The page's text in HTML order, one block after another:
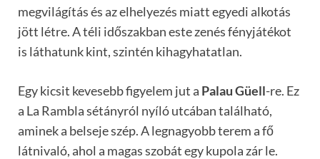
megvilágítás és az elhelyezés miatt egyedi alkotás
jött létre. A téli időszakban este zenés fényjátékot
is láthatunk kint, szintén kihagyhatatlan.
Egy kicsit kevesebb figyelem jut a Palau Güell-re. Ez
a La Rambla sétányról nyíló utcában található,
aminek a belseje szép. A legnagyobb terem a fő
látnivaló, ahol a magas szobát egy kupola zár le.